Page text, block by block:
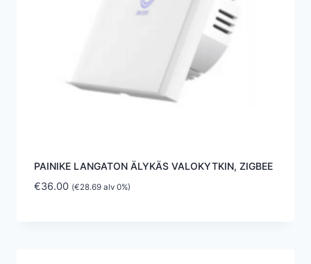
PAINIKE LANGATON ÄLYKÄS VALOKYTKIN, ZIGBEE
€36.00 (€28.69alv 0%)